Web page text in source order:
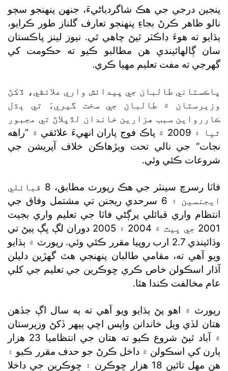
پنجين درجي جي هڪ شاگردياڻيءَ، جنهن پنهنجو سڄو
نالو ظاهر ڪرڻ بجاءِ پنهنجو تعارف گلناز طور ڪرايو،
ٻڌايو ته هوءَ ڊاڪٽر ٿيڻ چاهي ٿي. نيوز لينز پاڪستان
سان ڳالهائيندي هن مطالبو ڪيو ته حڪومت کي
گھرجي ته مفت تعليم مهيا ڪري.
پاڪستاني طالبان جي پيدائش واري علائقي، ڏکڻ
وزيرستان ۾ طالبان جي سخت گيريءَ تي ٻڌل
ڪاررواين سبب هزارين خاندان لڏپلاڻ تي مجبور
ٿيا ۽ 2009 ۾ پاڪ فوج پاران انهيءَ علائقي ۾ ”راهه
نجات“ جي نالي تحت ويڙهاڪن خلاف آپريشن جي
شروعات ڪئي وئي.
فاٽا رسرچ سينٽر جي هڪ رپورٽ مطابق، 8 قبائلي
ايجنسين ۽ 6 سرحدي ريجنن تي مشتمل وفاق جي
انتظام واري قبائلي پرڳڻي فاٽا جي تعليم واري بجيٽ
2001 جي ڀيٽ ۾ 2004 ۽ 2005 دوران لڳ ڀڳ ٻيڻ تي
وڌائيندي 2.7 ارب روپيا مقرر ڪئي وئي. رپورٽ ۾ ٻڌايو
ويو آهي ته، مقامي طالبان پنهنجي هٿ گھڙين دليلن
آڌار اسڪولن خاص ڪري ڇوڪرين جي تعليم جي کلي
عام مخالفت ڪندا هئا.
رپورٽ ۾ اهو پڻ ٻڌايو ويو آهي ته ٻه سال اڳ جڏهن
هتان لڏي ويل خاندانن واپس اچي ٻيهر ڏکڻ وزيرستان
۾ آباد ٿيڻ شروع ڪيو ته هتان جي انتظاميا 23 هزار
ٻارن کي اسڪولن ۾ داخل ڪرڻ جو حدف مقرر ڪيو ۽
هن مهل تائين 18 هزار ڇوڪرن ۽ ڇوڪرين جي داخلا